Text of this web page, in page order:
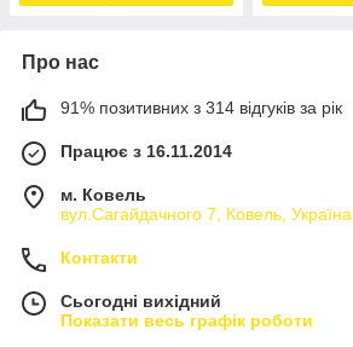
Про нас
91% позитивних з 314 відгуків за рік
Працює з 16.11.2014
м. Ковель
вул.Сагайдачного 7, Ковель, Україна
Контакти
Сьогодні вихідний
Показати весь графік роботи